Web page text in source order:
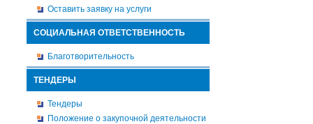
Оставить заявку на услуги
СОЦИАЛЬНАЯ ОТВЕТСТВЕННОСТЬ
Благотворительность
ТЕНДЕРЫ
Тендеры
Положение о закупочной деятельности